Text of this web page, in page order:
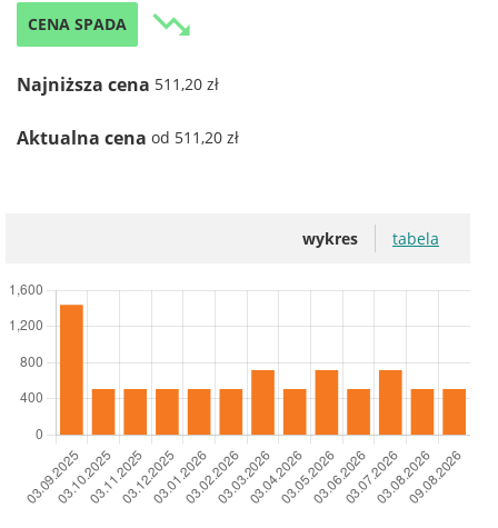
CENA SPADA trending_down
Najniższa cena 511,20 zł
Aktualna cena od 511,20 zł
wykres tabela